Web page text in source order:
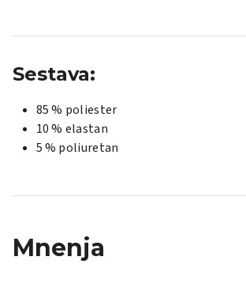
Sestava:
85 % poliester
10 % elastan
5 % poliuretan
Mnenja